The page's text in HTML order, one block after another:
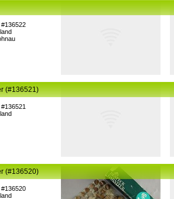
(#136521)
(#136520)